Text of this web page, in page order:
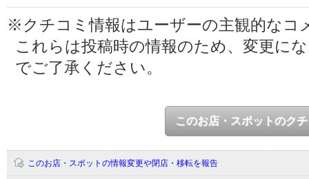
※クチコミ情報はユーザーの主観的なコ
これらは投稿時の情報のため、変更に
でご了承ください。
このお店・スポットのク
このお店・スポットの情報変更や閉店・移転を報告